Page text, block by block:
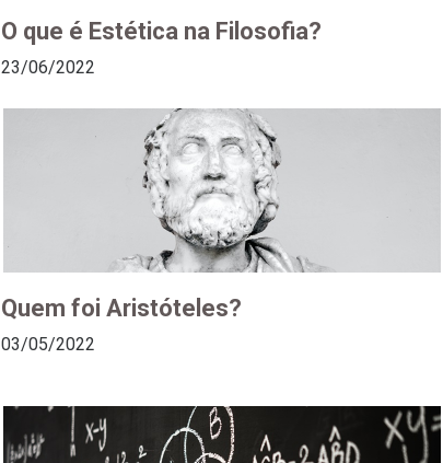
O que é Estética na Filosofia?
23/06/2022
Quem foi Aristóteles?
03/05/2022